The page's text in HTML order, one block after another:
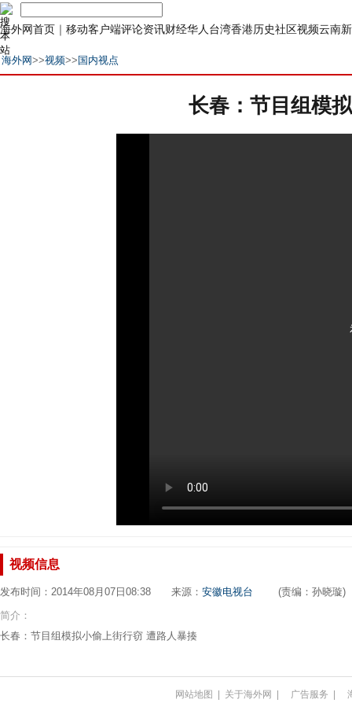
海外网首页 ｜ 移动客户端评论资讯财经华人 台湾香港历史社区视频云南
海外网>>视频>> 国内视点
长春：节目组模
视频信息
发布时间：2014年08月07日08:38 来源： 安徽电视台 (责编：孙晓璇)
简介：
长春：节目组模拟小偷上街行窃 遭路人暴揍
网站地图 | 关于海外网 | 广告服务 |